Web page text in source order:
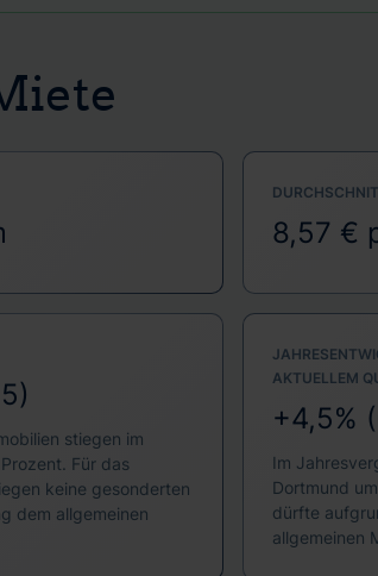
8,57 €
stiegen im
Für das
keine gesonderten
dem allgemeinen
AKTUELLEM
+4,5%
Im
Dortmund
dürfte
allgemeinen